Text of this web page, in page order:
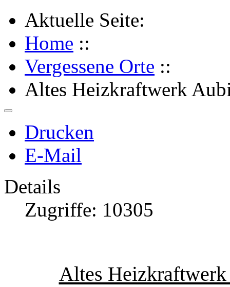
Aktuelle Seite:
Home ::
Vergessene Orte ::
Altes Heizkraftwerk
Drucken
E-Mail
Details
Zugriffe: 10305
Altes